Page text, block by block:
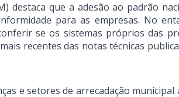
destaca que a adesão ao padrão
para as empresas. No
se os sistemas próprios das
recentes das notas técnicas
e setores de arrecadação